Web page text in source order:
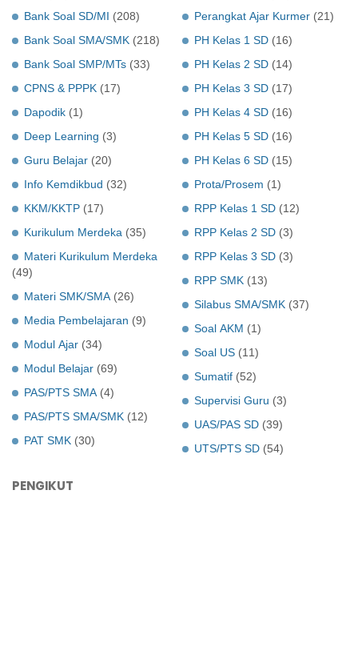
Bank Soal SD/MI (208)
Bank Soal SMA/SMK (218)
Bank Soal SMP/MTs (33)
CPNS & PPPK (17)
Dapodik (1)
Deep Learning (3)
Guru Belajar (20)
Info Kemdikbud (32)
KKM/KKTP (17)
Kurikulum Merdeka (35)
Materi Kurikulum Merdeka
(49)
Materi SMK/SMA (26)
Media Pembelajaran (9)
Modul Ajar (34)
Modul Belajar (69)
PAS/PTS SMA (4)
PAS/PTS SMA/SMK (12)
PAT SMK (30)
Perangkat Ajar Kurmer (21)
PH Kelas 1 SD (16)
PH Kelas 2 SD (14)
PH Kelas 3 SD (17)
PH Kelas 4 SD (16)
PH Kelas 5 SD (16)
PH Kelas 6 SD (15)
Prota/Prosem (1)
RPP Kelas 1 SD (12)
RPP Kelas 2 SD (3)
RPP Kelas 3 SD (3)
RPP SMK (13)
Silabus SMA/SMK (37)
Soal AKM (1)
Soal US (11)
Sumatif (52)
Supervisi Guru (3)
UAS/PAS SD (39)
UTS/PTS SD (54)
PENGIKUT